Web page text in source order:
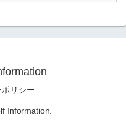
リシー
Information.